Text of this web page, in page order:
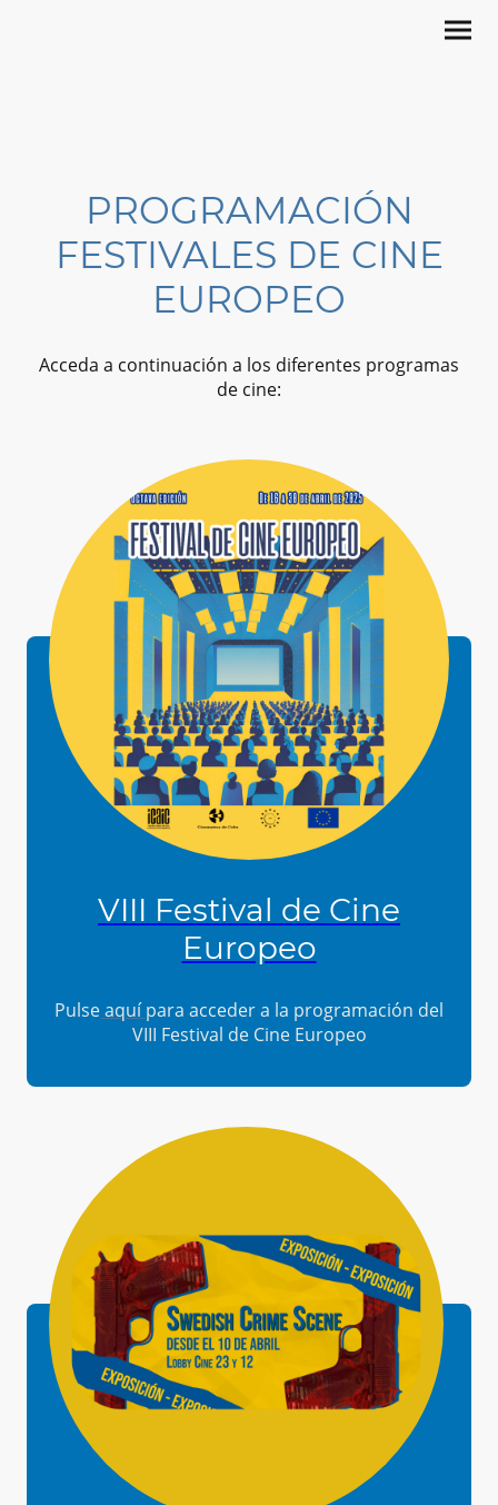
PROGRAMACIÓN
FESTIVALES DE CINE
EUROPEO
Acceda a continuación a los diferentes programas
de cine:
VIII Festival de Cine
Europeo
Pulseaquípara acceder a la programación del
VIII Festival de Cine Europeo